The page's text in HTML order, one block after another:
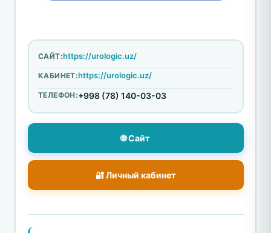
САЙТ:https://urologic.uz/
КАБИНЕТ:https://urologic.uz/
ТЕЛЕФОН:+998 (78) 140-03-03
🌐 Сайт
🔐 Личный кабинет